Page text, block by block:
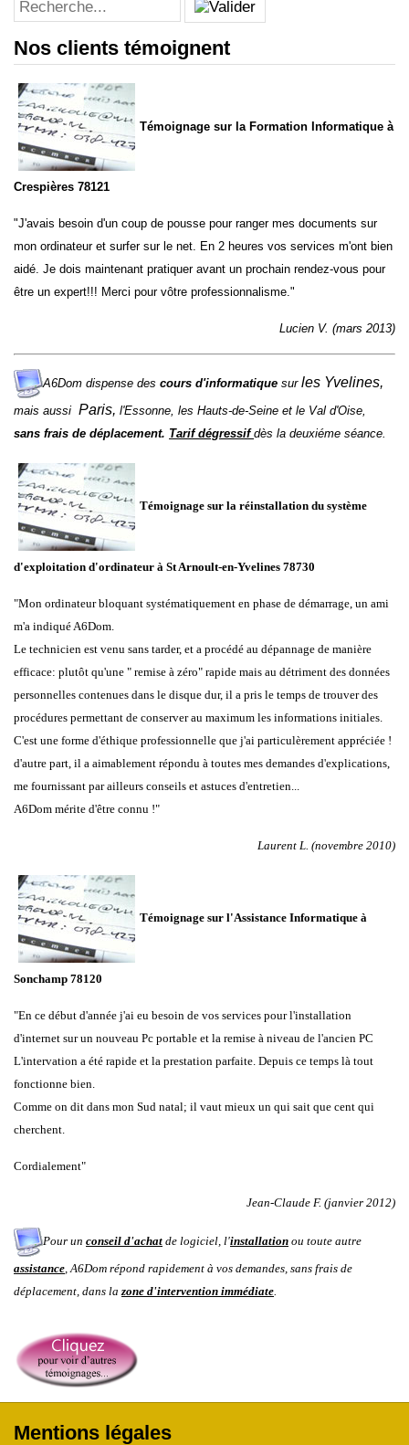
Nos clients témoignent
Témoignage sur la Formation Informatique à
Crespières 78121
"J'avais besoin d'un coup de pousse pour ranger mes documents sur
mon ordinateur et surfer sur le net. En 2 heures vos services m'ont bien
aidé. Je dois maintenant pratiquer avant un prochain rendez-vous pour
être un expert!!! Merci pour vôtre professionnalisme."
Lucien V. (mars 2013)
A6Dom dispense des cours d'informatique sur les Yvelines,
mais aussi Paris, l'Essonne, les Hauts-de-Seine et le Val d'Oise,
sans frais de déplacement. Tarif dégressif dès la deuxiéme séance.
Témoignage sur la réinstallation du système
d'exploitation d'ordinateur à St Arnoult-en-Yvelines 78730
"Mon ordinateur bloquant systématiquement en phase de démarrage, un ami
m'a indiqué A6Dom.
Le technicien est venu sans tarder, et a procédé au dépannage de manière
efficace: plutôt qu'une " remise à zéro" rapide mais au détriment des données
personnelles contenues dans le disque dur, il a pris le temps de trouver des
procédures permettant de conserver au maximum les informations initiales.
C'est une forme d'éthique professionnelle que j'ai particulèrement appréciée !
d'autre part, il a aimablement répondu à toutes mes demandes d'explications,
me fournissant par ailleurs conseils et astuces d'entretien...
A6Dom mérite d'être connu !"
Laurent L. (novembre 2010)
Témoignage sur l'Assistance Informatique à
Sonchamp 78120
"En ce début d'année j'ai eu besoin de vos services pour l'installation
d'internet sur un nouveau Pc portable et la remise à niveau de l'ancien PC
L'intervation a été rapide et la prestation parfaite. Depuis ce temps là tout
fonctionne bien.
Comme on dit dans mon Sud natal; il vaut mieux un qui sait que cent qui
cherchent.
Cordialement"
Jean-Claude F. (janvier 2012)
Pour un conseil d'achat de logiciel, l'installation ou toute autre
assistance, A6Dom répond rapidement à vos demandes, sans frais de
déplacement, dans lazone d'intervention immédiate.
Mentions légales